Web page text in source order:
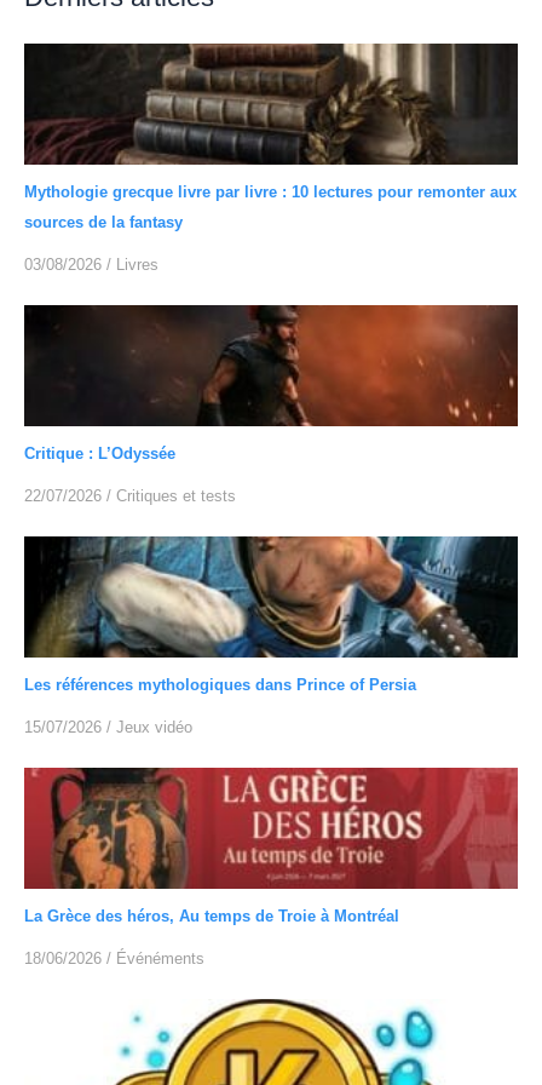
Mythologie grecque livre par livre : 10 lectures pour remonter aux
sources de la fantasy
03/08/2026 / Livres
Critique : L’Odyssée
22/07/2026 / Critiques et tests
Les références mythologiques dans Prince of Persia
15/07/2026 / Jeux vidéo
La Grèce des héros, Au temps de Troie à Montréal
18/06/2026 / Événéments